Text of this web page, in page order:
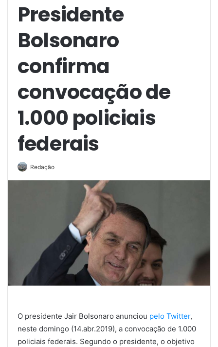
Presidente
Bolsonaro
confirma
convocação de
1.000 policiais
federais
Redação
O presidente Jair Bolsonaro anunciou pelo Twitter,
neste domingo (14.abr.2019), a convocação de 1.000
policiais federais. Segundo o presidente, o objetivo